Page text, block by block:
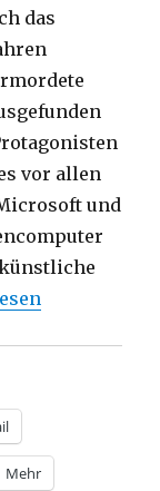
das
vor allen
und
Leben? Lars
Mehr